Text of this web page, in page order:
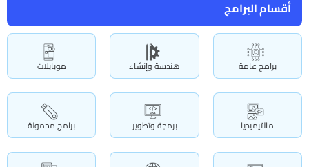
أقسام البرامج
برامج عامة هندسة وإنشاء موبايلات
مالتيميديا برمجة وتطوير برامج محمولة